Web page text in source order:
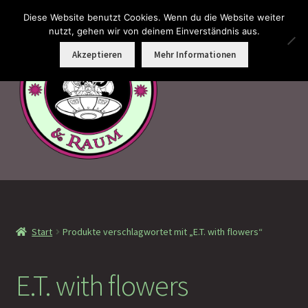
Zur
Navigation
Zum
Faramotos Sammelmünzen – Das Belohnungssystem für
MagicCon Münzen – Geschenke
Start Produkte verschlagwortet mit „E.T. with flowers“
E.T. with flowers
Diese Website benutzt Cookies. Wenn du die Website weiter
nutzt, gehen wir von deinem Einverständnis aus.
Akzeptieren Mehr Informationen